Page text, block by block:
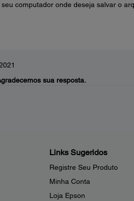
computador onde deseja salvar o
sua resposta.
Links Sugeridos
Registre Seu Produto
Minha Conta
Loja Epson